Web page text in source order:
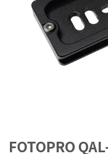
FOTOPRO